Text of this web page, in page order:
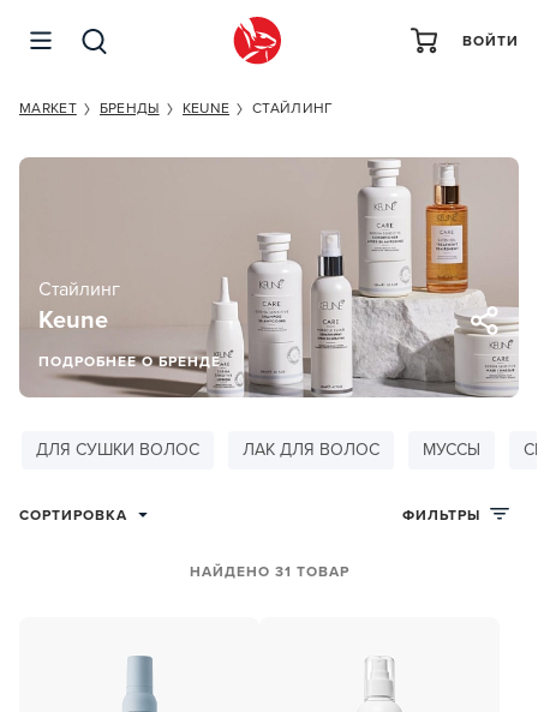
ВОЙТИ
MARKET БРЕНДЫ KEUNE СТАЙЛИНГ
Keune
Стайлинг
ПОДРОБНЕЕ О БРЕНДЕ
ДЛЯ СУШКИ ВОЛОС ЛАК ДЛЯ ВОЛОС МУССЫ
СОРТИРОВКА
НАЙДЕНО 31 ТОВАР
ФИЛЬТРЫ